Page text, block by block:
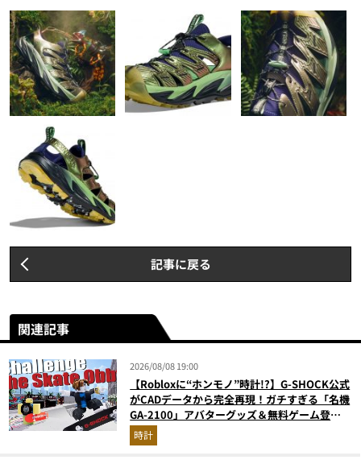
記事に戻る
関連記事
2026/08/08 19:00
【Robloxに“ホンモノ”時計!?】G-SHOCK公式
がCADデータから完全再現！ガチすぎる「名機
GA-2100」アバターグッズ＆無料ゲーム登場
が見逃せない
時計